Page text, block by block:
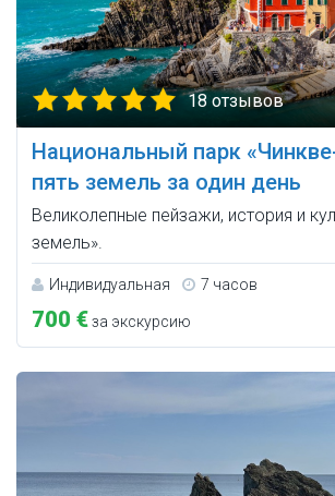
18 отзывов
Национальный парк
пять земель за один день
Великолепные пейзажи, история и
земель».
Индивидуальная 7 часов
700 €за экскурсию